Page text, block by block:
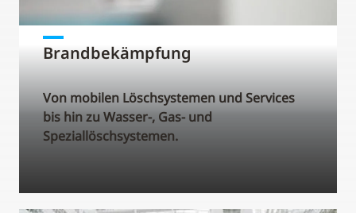
Brandbekämpfung
Von mobilen Löschsystemen und Services
bis hin zu Wasser-, Gas- und
Speziallöschsystemen.